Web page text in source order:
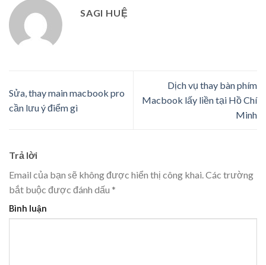
SAGI HUỆ
Sửa, thay main macbook pro
cần lưu ý điểm gì
Dịch vụ thay bàn phím
Macbook lấy liền tại Hồ Chí
Minh
Trả lời
Email của bạn sẽ không được hiển thị công khai. Các trường
bắt buộc được đánh dấu *
Bình luận